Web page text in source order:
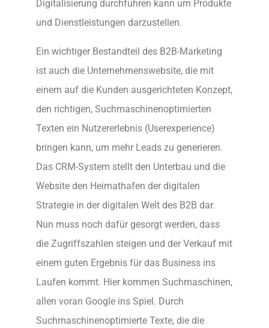
Digitalisierung durchführen kann um Produkte
und Dienstleistungen darzustellen.
Ein wichtiger Bestandteil des B2B-Marketing
ist auch die Unternehmenswebsite, die mit
einem auf die Kunden ausgerichteten Konzept,
den richtigen, Suchmaschinenoptimierten
Texten ein Nutzererlebnis (Userexperience)
bringen kann, um mehr Leads zu generieren.
Das CRM-System stellt den Unterbau und die
Website den Heimathafen der digitalen
Strategie in der digitalen Welt des B2B dar.
Nun muss noch dafür gesorgt werden, dass
die Zugriffszahlen steigen und der Verkauf mit
einem guten Ergebnis für das Business ins
Laufen kommt. Hier kommen Suchmaschinen,
allen voran Google ins Spiel. Durch
Suchmaschinenoptimierte Texte, die die